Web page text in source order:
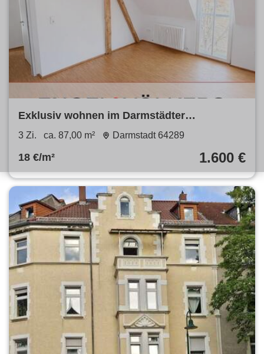
Exklusiv wohnen im Darmstädter
Martinsviertel: Stilvoll sanierte
ruhigem Flair
3 Zi. ca. 87,00 m² Darmstadt 64289
18 €/m² 1.600 €